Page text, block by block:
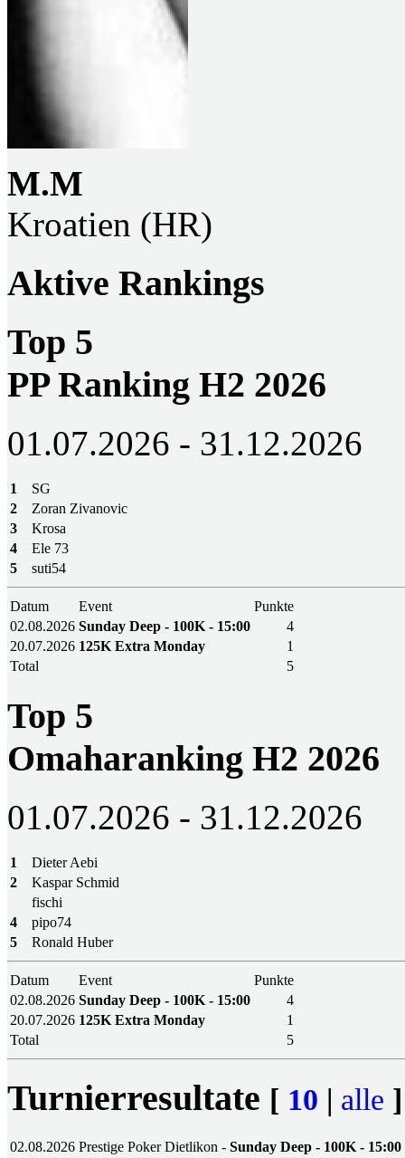
M.M
Kroatien (HR)
Aktive Rankings
Top 5
PP Ranking H2 2026
01.07.2026 - 31.12.2026
1
SG
2
Zoran Zivanovic
3
Krosa
4
Ele 73
5
suti54
Datum Event
Punkte
02.08.2026 Sunday Deep - 100K - 15:00
4
20.07.2026 125K Extra Monday
1
Total
5
Top 5
Omaharanking H2 2026
01.07.2026 - 31.12.2026
1
Dieter Aebi
2
Kaspar Schmid
fischi
4
pipo74
5
Ronald Huber
Datum Event
Punkte
02.08.2026 Sunday Deep - 100K - 15:00
4
20.07.2026 125K Extra Monday
1
Total
5
Turnierresultate [ 10 | alle ]
02.08.2026 Prestige Poker Dietlikon - Sunday Deep - 100K - 15:00